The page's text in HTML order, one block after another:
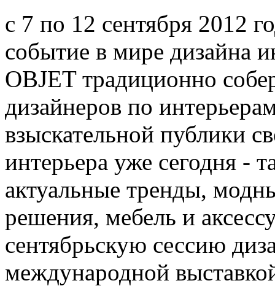
с 7 по 12 сентября 2012
событие в мире дизайна
OBJET традиционно
дизайнеров по
взыскательной публики
интерьера уже сегодня -
актуальные тренды,
решения, мебель и
сентябрьскую сессию
международной